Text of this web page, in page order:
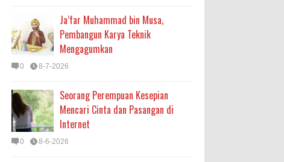
Ja’far Muhammad bin Musa,
Pembangun Karya Teknik
Mengagumkan
0 8-7-2026
Seorang Perempuan Kesepian
Mencari Cinta dan Pasangan di
Internet
0 8-6-2026